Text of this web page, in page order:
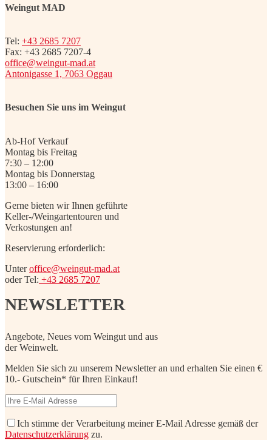
Weingut MAD
Tel: +43 2685 7207
Fax: +43 2685 7207-4
office@weingut-mad.at
Antonigasse 1, 7063 Oggau
Besuchen Sie uns im Weingut
Ab-Hof Verkauf
Montag bis Freitag
7:30 – 12:00
Montag bis Donnerstag
13:00 – 16:00
Gerne bieten wir Ihnen geführte
Keller-/Weingartentouren und
Verkostungen an!
Reservierung erforderlich:
Unteroffice@weingut-mad.at
oder Tel: +43 2685 7207
NEWSLETTER
Angebote, Neues vom Weingut und aus
der Weinwelt.
Melden Sie sich zu unserem Newsletter an und erhalten Sie einen €
10.- Gutschein* für Ihren Einkauf!
Ich stimme der Verarbeitung meiner E-Mail Adresse gemäß der
Datenschutzerklärung zu.